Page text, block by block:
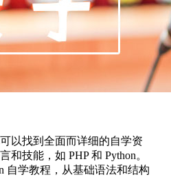
以找到全面而详细的自学资
和技能，如 PHP 和 Python。
自学教程，从基础语法和结构